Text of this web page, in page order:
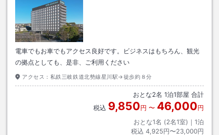
電車でもお車でもアクセス良好です。ビジネスはもちろん、観光
の拠点としても、是非、ご利用ください
アクセス： 私鉄三岐鉄道北勢線星川駅→徒歩約８分
おとな2名 1泊1部屋 合計
税込 9,850円 〜 46,000円
おとな1名 (2名1室)｜ 1泊
税込 4,925円〜23,000円